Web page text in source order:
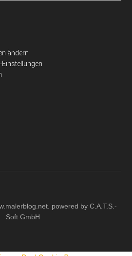
ändern
. powered by C.A.T.S.-
Soft GmbH